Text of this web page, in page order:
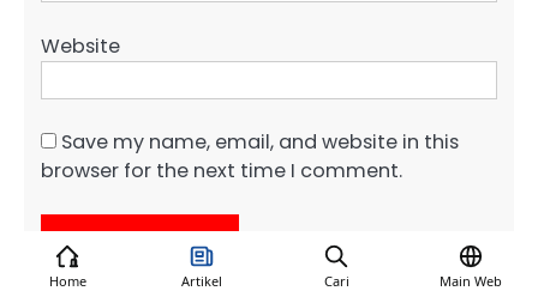
Website
Save my name, email, and website in this
browser for the next time I comment.
Home Artikel Cari Main Web